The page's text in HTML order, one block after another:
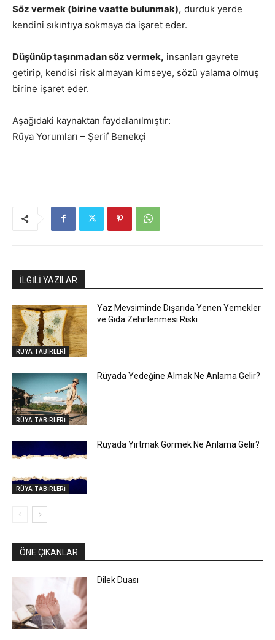
Söz vermek (birine vaatte bulunmak), durduk yerde
kendini sıkıntıya sokmaya da işaret eder.
Düşünüp taşınmadan söz vermek, insanları gayrete
getirip, kendisi risk almayan kimseye, sözü yalama olmuş
birine işaret eder.
Aşağıdaki kaynaktan faydalanılmıştır:
Rüya Yorumları – Şerif Benekçi
İLGİLİ YAZILAR
RÜYA TABİRLERİ
Yaz Mevsiminde Dışarıda Yenen Yemekler
ve Gıda Zehirlenmesi Riski
RÜYA TABİRLERİ
Rüyada Yedeğine Almak Ne Anlama Gelir?
RÜYA TABİRLERİ
Rüyada Yırtmak Görmek Ne Anlama Gelir?
ÖNE ÇIKANLAR
Dilek Duası